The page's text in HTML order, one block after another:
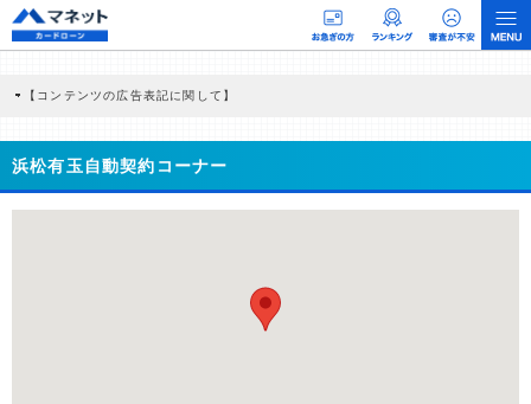
【コンテンツの広告表記に関して】
商品を根拠なくPRするものではなく、当編集部の調査／ユーザーへの口コミ収集な
どに基づき、公平性を担保した情報提供を行っています。
>提携企業一覧
浜松有玉自動契約コーナー